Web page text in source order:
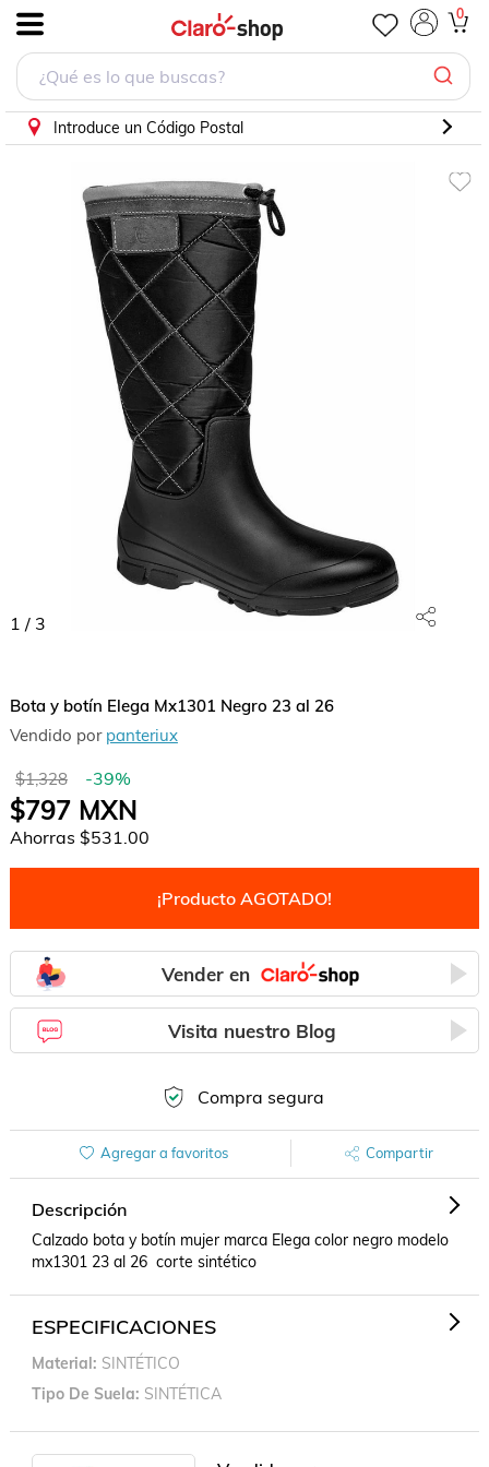
0
Introduce un Código Postal
1 / 3
Bota y botín Elega Mx1301 Negro 23 al 26
Vendido por panteriux
$1,328 -39%
$797MXN
Ahorras $531.00
¡Producto AGOTADO!
Vender en
Visita nuestro Blog
Compra segura
Agregar a favoritos Compartir
Descripción
Calzado bota y botín mujer marca Elega color negro modelo
mx1301 23 al 26  corte sintético
ESPECIFICACIONES
Material SINTÉTICO
Tipo De Suela SINTÉTICA
Bota y botín Elega Mx1301 Negro 23 al 26